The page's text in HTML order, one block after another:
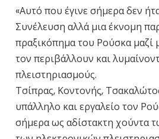
«Αυτό που έγινε σήμερα δεν
Συνέλευση αλλά μια έκνομη
πραξικόπημα του Ρούσκα μαζί
τον περιβάλλουν και
πλειστηριασμούς.
Τσίπρας, Κοντονής,
υπάλληλο και εργαλείο τον
σήμερα ως αδίστακτη χούντα